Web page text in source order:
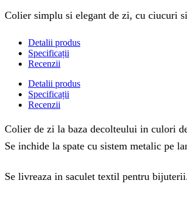
Colier simplu si elegant de zi, cu ciucuri
Detalii produs
Specificații
Recenzii
Detalii produs
Specificații
Recenzii
Colier de zi la baza decolteului in culori
Se inchide la spate cu sistem metalic pe
Se livreaza in saculet textil pentru